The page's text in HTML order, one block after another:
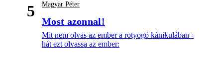
5 Magyar Péter
Most azonnal!
Mit nem olvas az ember a rotyogó kánikulában -
hát ezt olvassa az ember: